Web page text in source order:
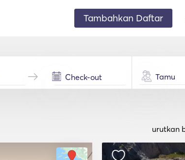
Tambahkan Daftar
Tamu
urutkan